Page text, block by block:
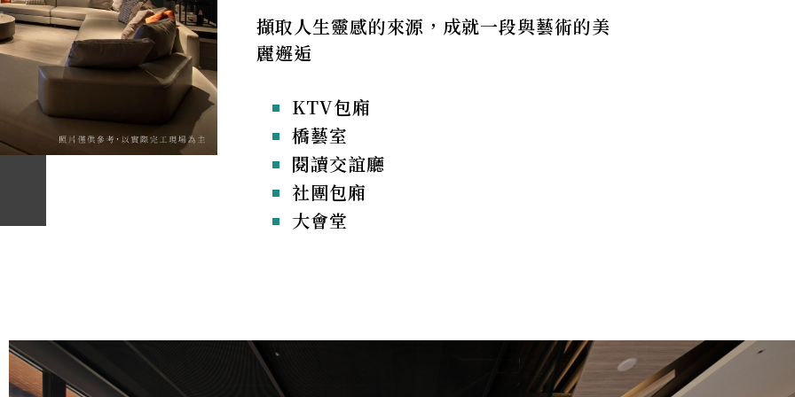
橋藝室
擷取人生靈感的來源，成就一段與藝術的美
麗邂逅
KTV包廂
橋藝室
閱讀交誼廳
社團包廂
大會堂